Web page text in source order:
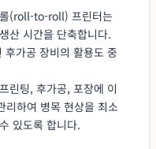
(roll-to-roll) 프린터는
산 시간을 단축합니다.
가공 장비의 활용도 중
린팅, 후가공, 포장에 이
리하여 병목 현상을 최소
있도록 합니다.